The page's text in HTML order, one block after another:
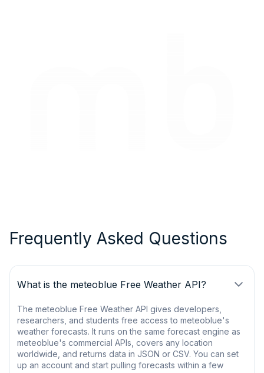
Frequently Asked Questions
What is the meteoblue Free Weather API?
The meteoblue Free Weather API gives developers,
researchers, and students free access to meteoblue's
weather forecasts. It runs on the same forecast engine as
meteoblue's commercial APIs, covers any location
worldwide, and returns data in JSON or CSV. You can set
up an account and start pulling forecasts within a few